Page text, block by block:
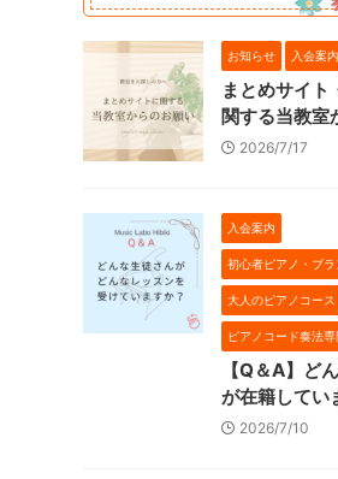
お知らせ 入会案内
まとめサイト
関する当教室
2026/7/17
入会案内
初心者ピアノ・ブラ
大人のピアノコース
ピアノコード奏法専
【Q＆A】ど
が在籍してい
2026/7/10